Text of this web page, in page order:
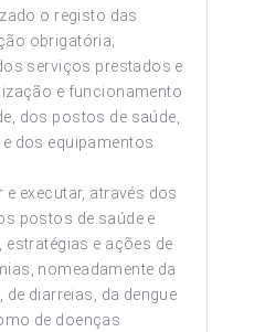
o registo das
obrigatória;
serviços prestados e
e funcionamento
dos postos de saúde,
dos equipamentos
e executar, através dos
postos de saúde e
e ações de
nomeadamente da
de diarreias, da dengue
de doenças